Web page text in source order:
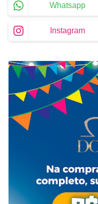
Whatsapp
Instagram